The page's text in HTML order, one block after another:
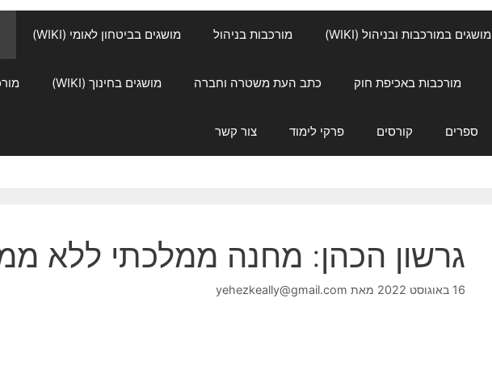
מושגים במורכבות ובניהול (WIKI) מורכבות בניהול מושגים בביטחון לאומי (WIKI)
מורכבות באכיפת חוק כתב העת משטרה וחברה מושגים בחינוך (WIKI)
ספרים קורסים פרקי לימוד צור קשר
גרשון הכהן: מחנה ממלכתי ללא
16 באוגוסט 2022 מאת yehezkeally@gmail.com